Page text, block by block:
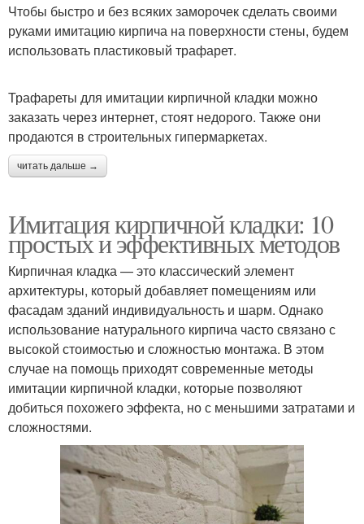
Чтобы быстро и без всяких заморочек сделать своими
руками имитацию кирпича на поверхности стены, будем
использовать пластиковый трафарет.
Трафареты для имитации кирпичной кладки можно
заказать через интернет, стоят недорого. Также они
продаются в строительных гипермаркетах.
читать дальше →
Имитация кирпичной кладки: 10
простых и эффективных методов
Кирпичная кладка — это классический элемент
архитектуры, который добавляет помещениям или
фасадам зданий индивидуальность и шарм. Однако
использование натурального кирпича часто связано с
высокой стоимостью и сложностью монтажа. В этом
случае на помощь приходят современные методы
имитации кирпичной кладки, которые позволяют
добиться похожего эффекта, но с меньшими затратами и
сложностями.